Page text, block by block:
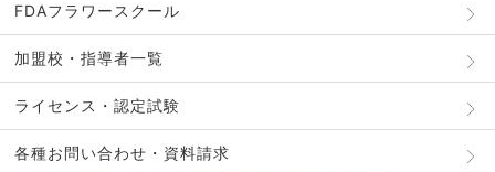
FDAフラワースクール
加盟校・指導者一覧
ライセンス・認定試験
各種お問い合わせ・資料請求